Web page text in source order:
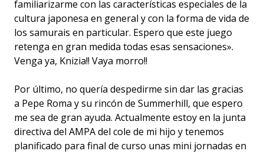
familiarizarme con las características especiales de la
cultura japonesa en general y con la forma de vida de
los samurais en particular. Espero que este juego
retenga en gran medida todas esas sensaciones».
Venga ya, Knizia!! Vaya morro!!
Por último, no quería despedirme sin dar las gracias
a Pepe Roma y su rincón de Summerhill, que espero
me sea de gran ayuda. Actualmente estoy en la junta
directiva del AMPA del cole de mi hijo y tenemos
planificado para final de curso unas mini jornadas en